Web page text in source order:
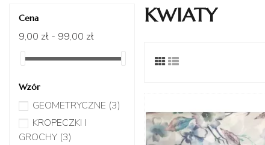
KWIATY
Cena
9,00 zł - 99,00 zł
Wzór
GEOMETRYCZNE (3)
KROPECZKI I
GROCHY (3)